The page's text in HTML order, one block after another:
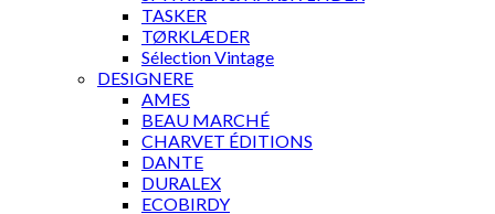
TASKER
TØRKLÆDER
Sélection Vintage
DESIGNERE
AMES
BEAU MARCHÉ
CHARVET ÉDITIONS
DANTE
DURALEX
ECOBIRDY